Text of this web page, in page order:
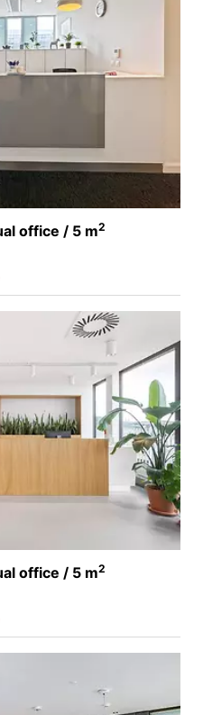
office / 5 m2
office / 5 m2